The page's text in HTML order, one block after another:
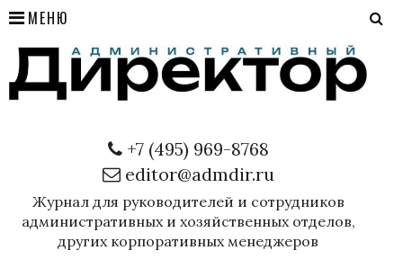
МЕНЮ
+7 (495) 969-8768
editor@admdir.ru
Журнал для руководителей и сотрудников
административных и хозяйственных отделов,
других корпоративных менеджеров